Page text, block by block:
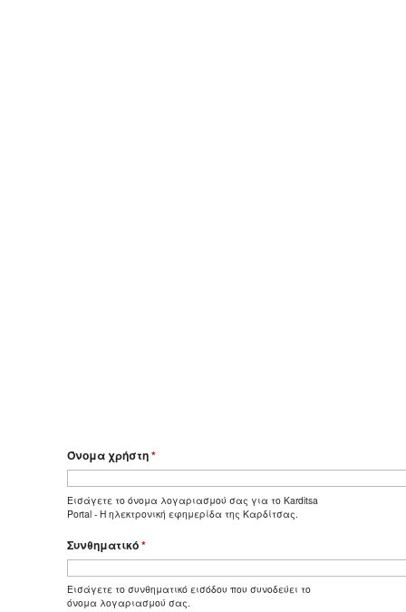
Όνομα χρήστη*
Εισάγετε το όνομα λογαριασμού σας για το Karditsa
Portal - Η ηλεκτρονική εφημερίδα της Καρδίτσας.
Συνθηματικό*
Εισάγετε το συνθηματικό εισόδου που συνοδεύει το
όνομα λογαριασμού σας.